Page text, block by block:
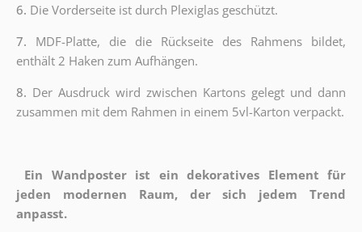
6. Die Vorderseite ist durch Plexiglas geschützt.
7. MDF-Platte, die die Rückseite des Rahmens bildet,
enthält 2 Haken zum Aufhängen.
8. Der Ausdruck wird zwischen Kartons gelegt und dann
zusammen mit dem Rahmen in einem 5vl-Karton verpackt.
Ein Wandposter ist ein dekoratives Element für
jeden modernen Raum, der sich jedem Trend
anpasst.